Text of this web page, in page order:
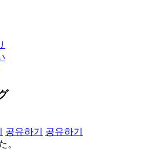
공유하기
공유하기
。